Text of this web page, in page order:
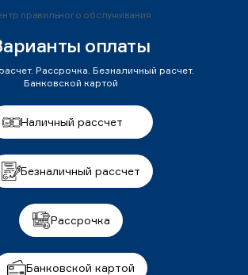
правильного обслуживания
оплаты
Рассрочка. Безналичный расчет.
Банковской картой
Наличный рассчет
Безналичный рассчет
Рассрочка
Банковской картой